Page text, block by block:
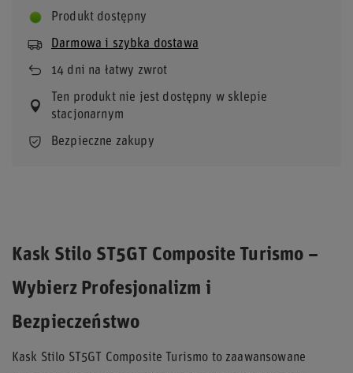
Produkt dostępny
Darmowa i szybka dostawa
14 dni na łatwy zwrot
Ten produkt nie jest dostępny w sklepie
stacjonarnym
Bezpieczne zakupy
Kask Stilo ST5GT Composite Turismo –
Wybierz Profesjonalizm i
Bezpieczeństwo
Kask Stilo ST5GT Composite Turismo to zaawansowane